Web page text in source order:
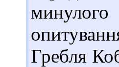
Гребля